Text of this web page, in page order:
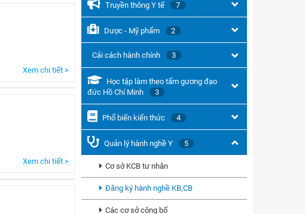
Xem chi tiết >
Xem chi tiết >
Truyền thông Y tế 7
Dược - Mỹ phẩm 2
Cải cách hành chính 3
Học tập làm theo tấm gương đạo
đức Hồ Chí Minh
3
Phổ biến kiến thức 4
Quản lý hành nghề Y 5
Cơ sở KCB tư nhân
Đăng ký hành nghề KB,CB
Các cơ sở công bố